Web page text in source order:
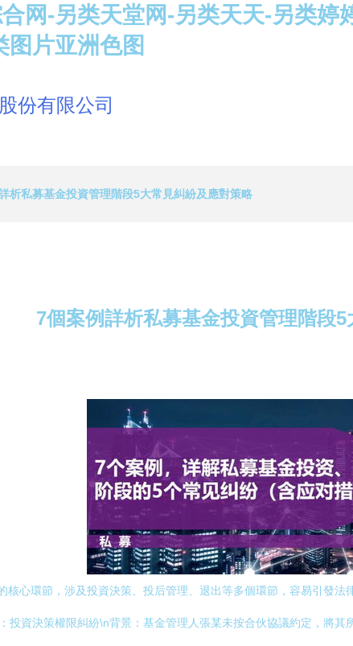
网-另类天堂网-另类天天-另类
片亚洲色图
份有限公司
析私募基金投資管理階段5大常見糾紛及應對策略
7個案例詳析私募基金投資管理階段
核心環節，涉及投資決策、投后管理、退出等多個環節，容易引發
投資決策權限糾紛\n背景：基金管理人張某未按合伙協議約定，將